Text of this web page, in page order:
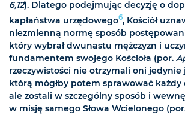
6,12). Dlatego podejmując decyzję o
kapłaństwa urzędowego6, Kościół
niezmienną normę sposób
który wybrał dwunastu mężczyzn i
fundamentem swojego Kościoła (por.
rzeczywistości nie otrzymali oni jedynie
którą mógłby potem sprawować każdy
ale zostali w szczególny sposób i
w misję samego Słowa Wcielonego